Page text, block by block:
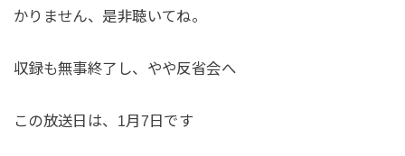
かりません、是非聴いてね。
収録も無事終了し、やや反省会へ
この放送日は、1月7日です